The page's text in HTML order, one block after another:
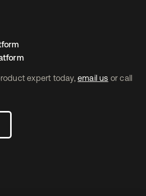
expert today, email us or call
guiaguia